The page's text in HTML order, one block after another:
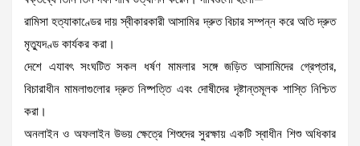
রামিসা হত্যাকাণ্ডের দায় স্বীকারকারী আসামির দ্রুত বিচার সম্পন্ন করে অতি দ্রুত
মৃত্যুদণ্ড কার্যকর করা।
দেশে এযাবৎ সংঘটিত সকল ধর্ষণ মামলার সঙ্গে জড়িত আসামিদের গ্রেপ্তার,
বিচারাধীন মামলাগুলোর দ্রুত নিষ্পত্তি এবং দোষীদের দৃষ্টান্তমূলক শাস্তি নিশ্চিত
করা।
অনলাইন ও অফলাইন উভয় ক্ষেত্রে শিশুদের সুরক্ষায় একটি স্বাধীন শিশু অধিকার